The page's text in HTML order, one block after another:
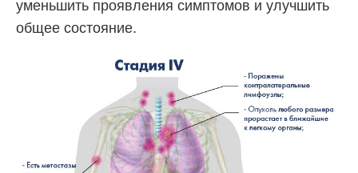
уменьшить проявления симптомов и улучшить
общее состояние.